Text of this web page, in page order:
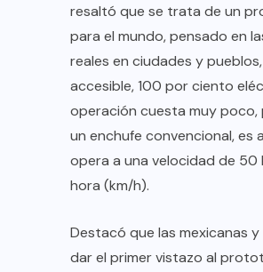
resaltó que se trata de un
para el mundo, pensado en
reales en ciudades y
accesible, 100 por ciento
operación cuesta muy poco,
un enchufe convencional, es
opera a una velocidad de
hora (km/h).
Destacó que las mexicanas
dar el primer vistazo al